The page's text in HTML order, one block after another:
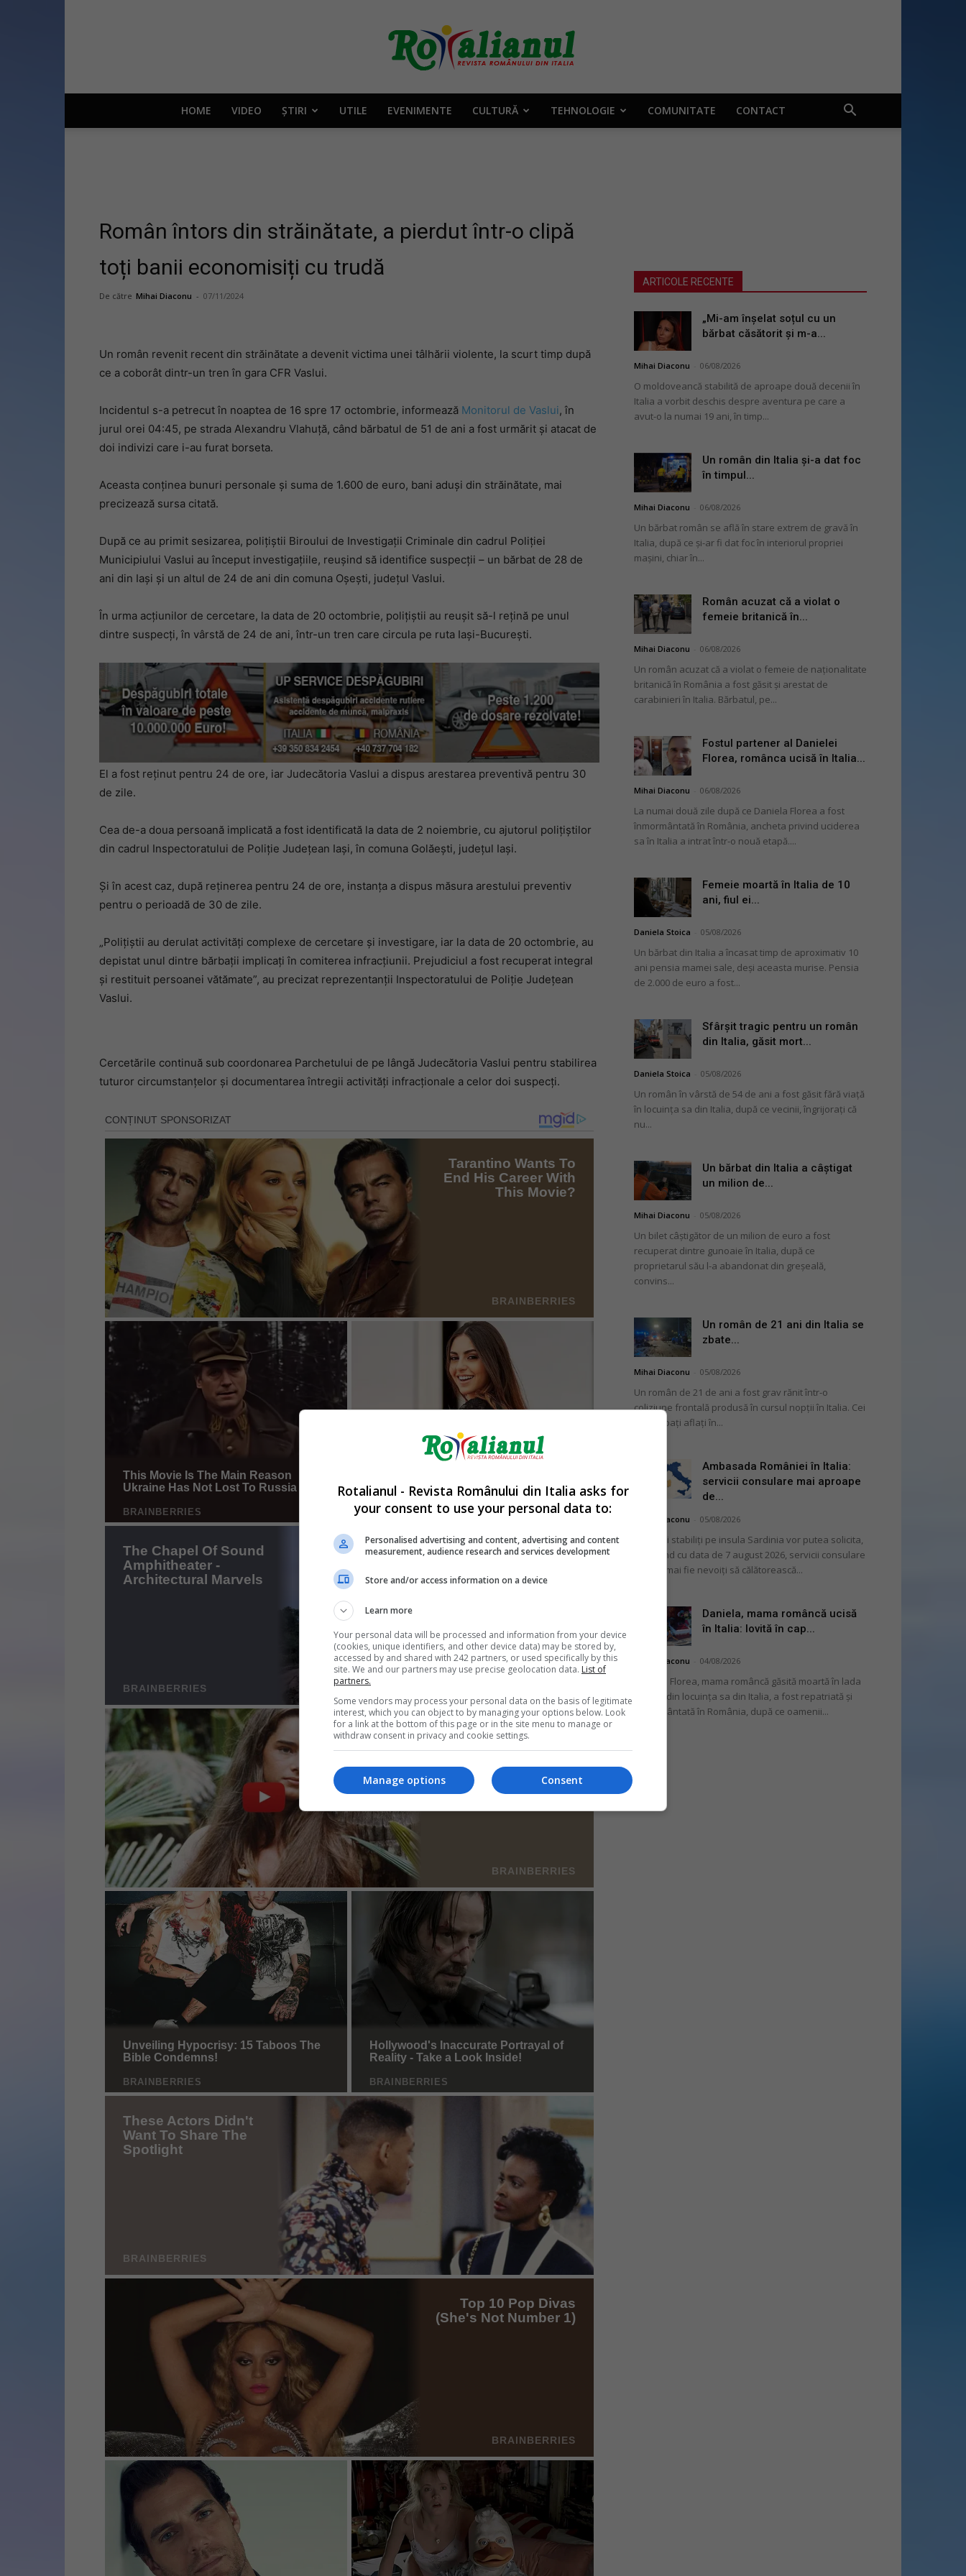
Rotalianul
românului
HOME VIDEO ȘTIRI UTILE EVENIMENTE CULTURĂ TEHNOLOGIE COMUNITATE CONTACT
Român întors din străinătate, a pierdut într-o clipă
toți banii economisiți cu trudă
De către Mihai Diaconu - 07/11/2024
Un român revenit recent din străinătate a devenit victima unei tâlhării violente, la scurt timp după
ce a coborât dintr-un tren în gara CFR Vaslui.
Incidentul s-a petrecut în noaptea de 16 spre 17 octombrie, informează Monitorul de Vaslui, în
jurul orei 04:45, pe strada Alexandru Vlahuță, când bărbatul de 51 de ani a fost urmărit și atacat de
doi indivizi care i-au furat borseta.
Aceasta conținea bunuri personale și suma de 1.600 de euro, bani aduși din străinătate, mai
precizează sursa citată.
După ce au primit sesizarea, polițiștii Biroului de Investigații Criminale din cadrul Poliției
Municipiului Vaslui au început investigațiile, reușind să identifice suspecții – un bărbat de 28 de
ani din Iași și un altul de 24 de ani din comuna Oșești, județul Vaslui.
În urma acțiunilor de cercetare, la data de 20 octombrie, polițiștii au reușit să-l rețină pe unul
dintre suspecți, în vârstă de 24 de ani, într-un tren care circula pe ruta Iași-București.
El a fost reținut pentru 24 de ore, iar Judecătoria Vaslui a dispus arestarea preventivă pentru 30
de zile.
Cea de-a doua persoană implicată a fost identificată la data de 2 noiembrie, cu ajutorul polițiștilor
din cadrul Inspectoratului de Poliție Județean Iași, în comuna Golăești, județul Iași.
Și în acest caz, după reținerea pentru 24 de ore, instanța a dispus măsura arestului preventiv
pentru o perioadă de 30 de zile.
„Polițiștii au derulat activități complexe de cercetare și investigare, iar la data de 20 octombrie, au
depistat unul dintre bărbații implicați în comiterea infracțiunii. Prejudiciul a fost recuperat integral
și restituit persoanei vătămate”, au precizat reprezentanții Inspectoratului de Poliție Județean
Vaslui.
Cercetările continuă sub coordonarea Parchetului de pe lângă Judecătoria Vaslui pentru stabilirea
tuturor circumstanțelor și documentarea întregii activități infracționale a celor doi suspecți.
ARTICOLE RECENTE
„Mi-am înșelat soțul cu un
bărbat căsătorit și m-a...
Mihai Diaconu 06/08/2026
O moldoveancă stabilită de aproape două decenii în
Italia a vorbit deschis despre aventura pe care a
avut-o la numai 19 ani, în timp...
Un român din Italia și-a dat foc
în timpul...
Mihai Diaconu 06/08/2026
Un bărbat român se află în stare extrem de gravă în
Italia, după ce și-ar fi dat foc în interiorul propriei
mașini, chiar în...
Român acuzat că a violat o
femeie britanică în...
Mihai Diaconu 06/08/2026
Un român acuzat că a violat o femeie de naționalitate
britanică în România a fost găsit și arestat de
carabinieri în Italia. Bărbatul, pe...
Fostul partener al Danielei
Florea, românca ucisă în Italia...
Mihai Diaconu 06/08/2026
La numai două zile după ce Daniela Florea a fost
înmormântată în România, ancheta privind uciderea
sa în Italia a intrat într-o nouă etapă....
Femeie moartă în Italia de 10
ani, fiul ei...
Daniela Stoica 05/08/2026
Un bărbat din Italia a încasat timp de aproximativ 10
ani pensia mamei sale, deși aceasta murise. Pensia
de 2.000 de euro a fost...
Sfârșit tragic pentru un român
din Italia, găsit mort...
Daniela Stoica 05/08/2026
Un român în vârstă de 54 de ani a fost găsit fără viață
în locuința sa din Italia, după ce vecinii, îngrijorați că
nu...
Un bărbat din Italia a câștigat
un milion de...
Mihai Diaconu 05/08/2026
Un bilet câștigător de un milion de euro a fost
recuperat dintre gunoaie în Italia, după ce
proprietarul său l-a abandonat din greșeală,
convins...
Un român de 21 ani din Italia se
zbate...
Mihai Diaconu 05/08/2026
Un român de 21 de ani a fost grav rănit într-o
coliziune frontală produsă în cursul nopții în Italia. Cei
doi bărbați aflați în...
Ambasada României în Italia:
servicii consulare mai aproape
de...
Mihai Diaconu 05/08/2026
Românii stabiliți pe insula Sardinia vor putea solicita,
începând cu data de 7 august 2026, servicii consulare
fără să mai fie nevoiți să călătorească...
Daniela, mama româncă ucisă
în Italia: lovită în cap...
Mihai Diaconu 04/08/2026
Daniela Florea, mama româncă găsită moartă în lada
patului din locuința sa din Italia, a fost repatriată și
înmormântată în România, după ce oamenii...
Rotalianul - Revista Românului din Italia asks for
your consent to use your personal data to:
Personalised advertising and content, advertising and content
measurement, audience research and services development
Store and/or access information on a device
Learn more
Your personal data will be processed and information from your device
(cookies, unique identifiers, and other device data) may be stored by,
accessed by and shared with 242 partners, or used specifically by this
site. We and our partners may use precise geolocation data. List of
partners.
Some vendors may process your personal data on the basis of legitimate
interest, which you can object to by managing your options below. Look
for a link at the bottom of this page or in the site menu to manage or
withdraw consent in privacy and cookie settings.
Consent
Manage options